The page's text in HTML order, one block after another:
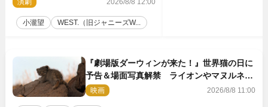
小瀧望 WEST.（旧ジャニーズW...
『劇場版ダーウィンが来た！』世界猫の日に
予告＆場面写真解禁 ライオンやマヌルネコ
の赤ちゃんが大集合
映画 2026/8/8 11:00